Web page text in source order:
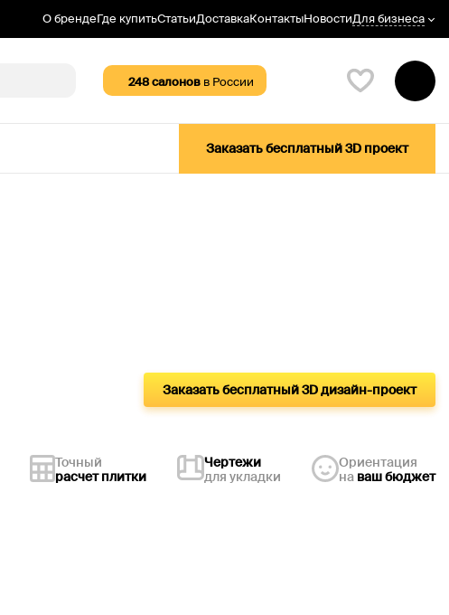
О брендеГде купитьСтатьиДоставкаКонтактыНовостиДля бизнеса
248салонов в России
Заказать бесплатный 3D проект
Заказать бесплатный 3D дизайн-проект
Точный
расчет плитки
Чертежи
для укладки
Ориентация
на ваш бюджет